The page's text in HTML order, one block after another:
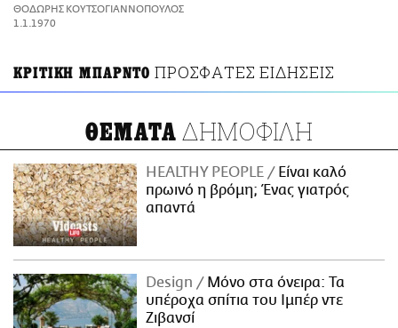
PRINT
ΘΟΔΩΡΗΣ ΚΟΥΤΣΟΓΙΑΝΝΟΠΟΥΛΟΣ
1.1.1970
ΚΡΙΤΙΚΗ ΜΠΑΡΝΤΟ ΠΡΟΣΦΑΤΕΣ ΕΙΔΗΣΕΙΣ
ΘΕΜΑΤΑ ΔΗΜΟΦΙΛΗ
HEALTHY PEOPLE
Είναι καλό
πρωινό η βρόμη; Ένας γιατρός
απαντά
Design
Μόνο στα όνειρα: Τα
υπέροχα σπίτια του Ιμπέρ ντε
Ζιβανσί